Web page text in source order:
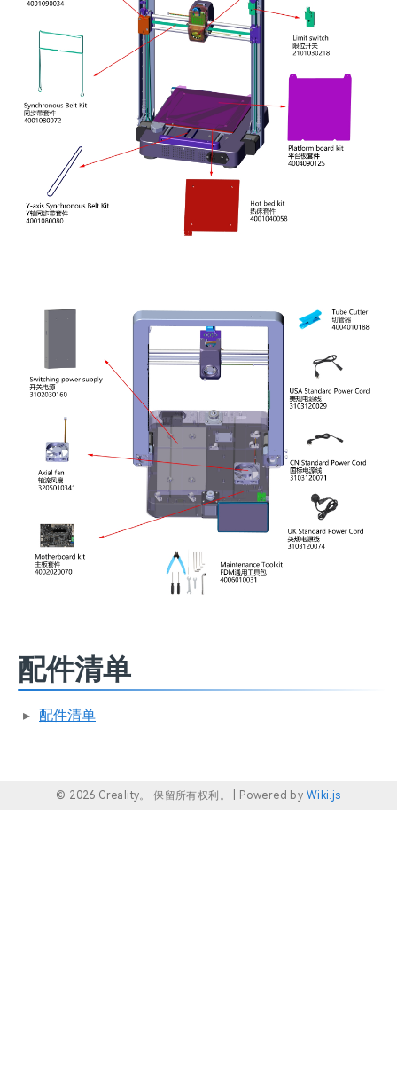
配件清单
配件清单
© 2026 Creality。 保留所有权利。 | Powered by Wiki.js